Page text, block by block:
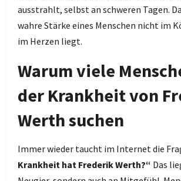
ausstrahlt, selbst an schweren Tagen.
wahre Stärke eines Menschen nicht im
im Herzen liegt.
Warum viele
der Krankheit von
Werth suchen
Immer wieder taucht im Internet die
Krankheit hat Frederik Werth?“ Das